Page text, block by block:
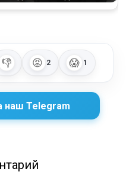
👎 😡 2 😱 1
наш Telegram